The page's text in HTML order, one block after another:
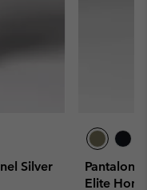
Silver
Pantalon
Elite